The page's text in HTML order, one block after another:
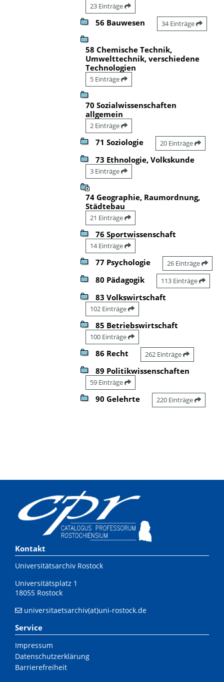
23 Einträge
56 Bauwesen 34 Einträge
58 Chemische Technik,
Umwelttechnik, verschiedene
Technologien
5 Einträge
70 Sozialwissenschaften
allgemein
2 Einträge
71 Soziologie 20 Einträge
73 Ethnologie, Volkskunde
3 Einträge
74 Geographie, Raumordnung,
Städtebau
21 Einträge
76 Sportwissenschaft
14 Einträge
77 Psychologie 26 Einträge
80 Pädagogik 113 Einträge
83 Volkswirtschaft
102 Einträge
85 Betriebswirtschaft
100 Einträge
86 Recht 262 Einträge
89 Politikwissenschaften
59 Einträge
90 Gelehrte 220 Einträge
Kontakt
Universitätsarchiv Rostock
Universitätsplatz 1
18055 Rostock
universitaetsarchiv(at)uni-rostock.de
Service
Impressum
Datenschutzerklärung
Barrierefreiheit